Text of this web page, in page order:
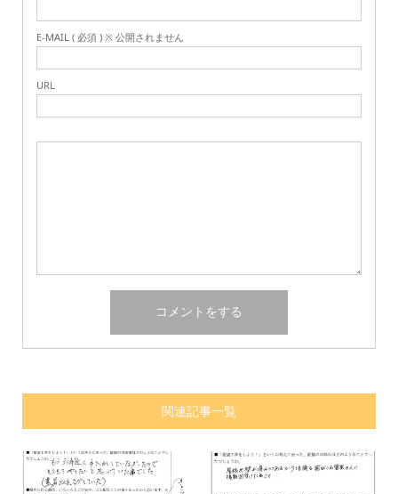
E-MAIL ( 必須 ) ※ 公開されません
URL
関連記事一覧